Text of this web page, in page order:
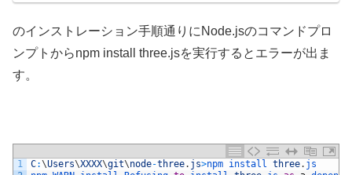
のインストレーション手順通りにNode.jsのコマンドプロ
ンプトからnpm install three.jsを実行するとエラーが出ま
す。
1
C:\Users\XXXX\git\node-three. js>npm install three. js